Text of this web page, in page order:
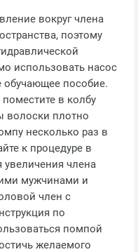
вокруг члена
поэтому
использовать насос
обучающее пособие.
в колбу
волоски плотно
несколько раз в
к процедуре в
члена
мужчинами и
член с
по
помпой
желаемого